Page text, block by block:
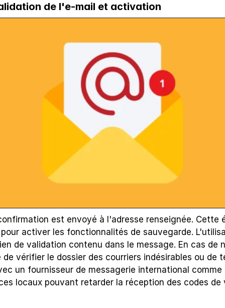
de l'e-mail et activation
est envoyé à l'adresse renseignée. Cette
activer les fonctionnalités de sauvegarde.
de validation contenu dans le message. En cas de
de vérifier le dossier des courriers indésirables ou de
un fournisseur de messagerie international comme
locaux pouvant retarder la réception des codes de